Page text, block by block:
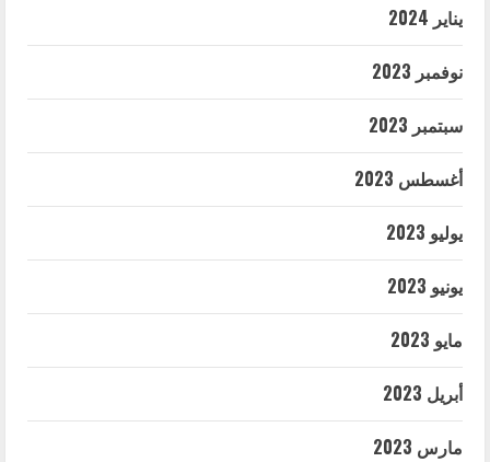
يناير 2024
نوفمبر 2023
سبتمبر 2023
أغسطس 2023
يوليو 2023
يونيو 2023
مايو 2023
أبريل 2023
مارس 2023